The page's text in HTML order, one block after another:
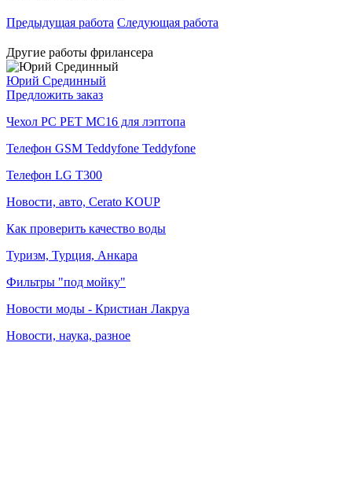
Предыдущая работа Следующая работа
Другие работы фрилансера
Юрий Срединный
Предложить заказ
Чехол PC PET MC16 для лэптопа
Телефон GSM Teddyfone Teddyfone
Телефон LG T300
Новости, авто, Cerato KOUP
Как проверить качество воды
Туризм, Турция, Анкара
Фильтры "под мойку"
Новости моды - Кристиан Лакруа
Новости, наука, разное